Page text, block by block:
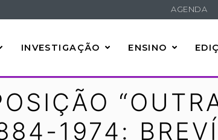
AGENDA
INVESTIGAÇÃO ENSINO
1974: